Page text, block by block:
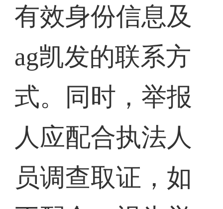
有效身份信息及
ag凯发的联系方
式。同时，举报
人应配合执法人
员调查取证，如